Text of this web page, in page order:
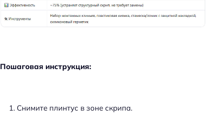
Пошаговая инструкция:
Снимите плинтус в зоне скрипа.